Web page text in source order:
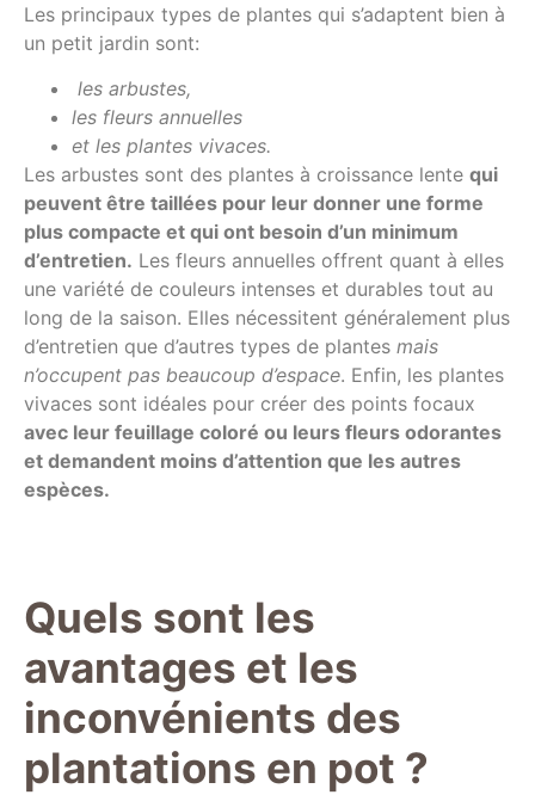
Les principaux types de plantes qui s’adaptent bien à
un petit jardin sont:
les arbustes,
les fleurs annuelles
et les plantes vivaces.
Les arbustes sont des plantes à croissance lente qui
peuvent être taillées pour leur donner une forme
plus compacte et qui ont besoin d’un minimum
d’entretien. Les fleurs annuelles offrent quant à elles
une variété de couleurs intenses et durables tout au
long de la saison. Elles nécessitent généralement plus
d’entretien que d’autres types de plantes mais
n’occupent pas beaucoup d’espace. Enfin, les plantes
vivaces sont idéales pour créer des points focaux
avec leur feuillage coloré ou leurs fleurs odorantes
et demandent moins d’attention que les autres
espèces.
Quels sont les
avantages et les
inconvénients des
plantations en pot ?